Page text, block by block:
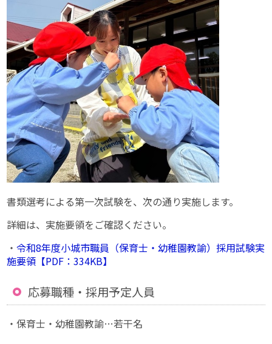
書類選考による第一次試験を、次の通り実施します。
詳細は、実施要領をご確認ください。
・令和8年度小城市職員（保育士・幼稚園教諭）採用試験実
施要領【PDF：334KB】
応募職種・採用予定人員
・保育士・幼稚園教諭…若干名